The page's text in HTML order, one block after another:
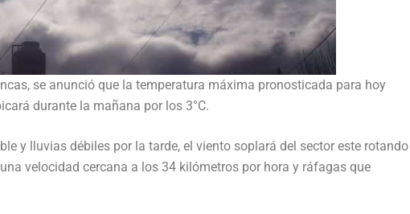
se anunció que la temperatura máxima pronosticada para hoy
durante la mañana por los 3°C.
y lluvias débiles por la tarde, el viento soplará del sector este rotando
velocidad cercana a los 34 kilómetros por hora y ráfagas que